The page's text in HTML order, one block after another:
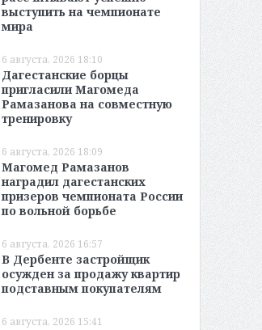
выступить на чемпионате
мира
6 августа, 2026 18:10
Дагестанские борцы
пригласили Магомеда
Рамазанова на совместную
тренировку
6 августа, 2026 18:09
Магомед Рамазанов
наградил дагестанских
призеров чемпионата России
по вольной борьбе
6 августа, 2026 16:57
В Дербенте застройщик
осужден за продажу квартир
подставным покупателям
6 августа, 2026 15:41